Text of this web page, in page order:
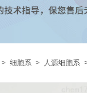
> 细胞系 > 人源细胞系